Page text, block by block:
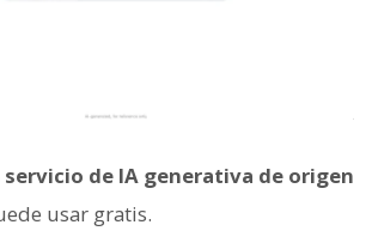
servicio de IA generativa de origen
usar gratis.